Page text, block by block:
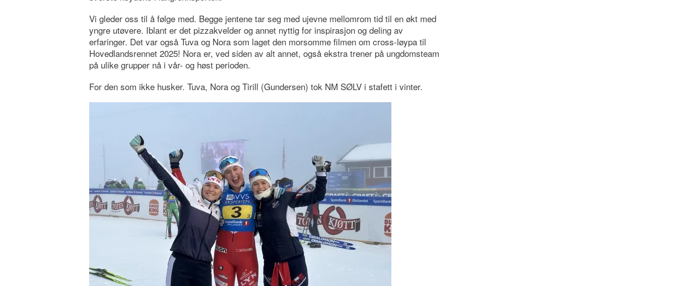
Vi gleder oss til å følge med. Begge jentene tar seg med ujevne mellomrom tid til en økt med
yngre utøvere. Iblant er det pizzakvelder og annet nyttig for inspirasjon og deling av
erfaringer. Det var også Tuva og Nora som laget den morsomme filmen om cross-løypa til
Hovedlandsrennet 2025! Nora er, ved siden av alt annet, også ekstra trener på ungdomsteam
på ulike grupper nå i vår- og høst perioden.
For den som ikke husker. Tuva, Nora og Tirill (Gundersen) tok NM SØLV i stafett i vinter.